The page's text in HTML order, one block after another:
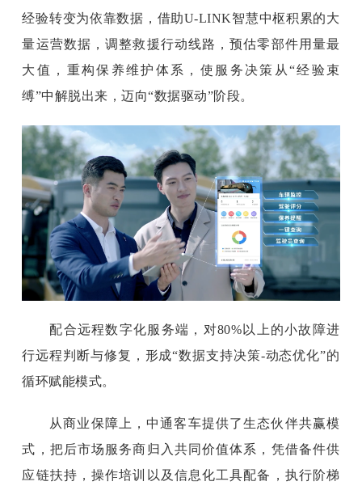
经验转变为依靠数据，借助U-LINK智慧中枢积累的大
量运营数据，调整救援行动线路，预估零部件用量最
大值，重构保养维护体系，使服务决策从“经验束
缚”中解脱出来，迈向“数据驱动”阶段。
配合远程数字化服务端，对80%以上的小故障进
行远程判断与修复，形成“数据支持决策-动态优化”的
循环赋能模式。
从商业保障上，中通客车提供了生态伙伴共赢模
式，把后市场服务商归入共同价值体系，凭借备件供
应链扶持，操作培训以及信息化工具配备，执行阶梯